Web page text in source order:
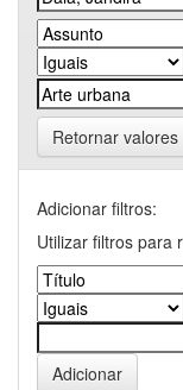
Retornar valores
Adicionar filtros:
Utilizar filtros para